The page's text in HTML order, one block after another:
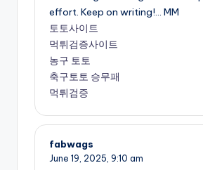
effort. Keep on writing!… MM
토토사이트
먹튀검증사이트
농구 토토
축구토토 승무패
먹튀검증
fabwags
June 19, 2025, 9:10 am